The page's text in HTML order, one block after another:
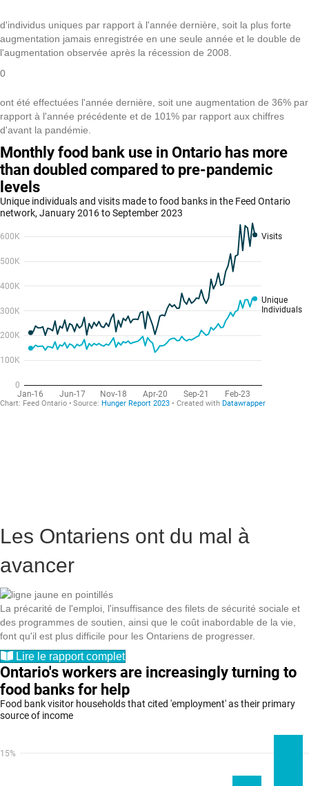
d'individus uniques par rapport à l'année dernière, soit la plus forte
augmentation jamais enregistrée en une seule année et le double de
l'augmentation observée après la récession de 2008.
0
ont été effectuées l'année dernière, soit une augmentation de 36% par
rapport à l'année précédente et de 101% par rapport aux chiffres
d'avant la pandémie.
Les Ontariens ont du mal à
avancer
La précarité de l'emploi, l'insuffisance des filets de sécurité sociale et
des programmes de soutien, ainsi que le coût inabordable de la vie,
font qu'il est plus difficile pour les Ontariens de progresser.
Lire le rapport complet